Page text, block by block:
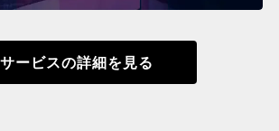
サービスの詳細を見る